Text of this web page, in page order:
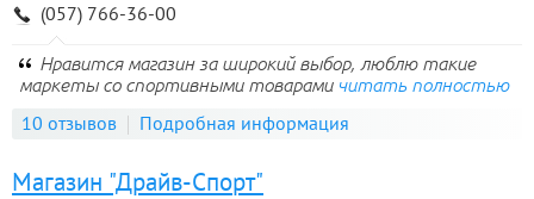
(057) 766-36-00
Нравится магазин за широкий выбор, люблю такие
маркеты со спортивными товарами читать полностью
10 отзывов Подробная информация
Магазин "Драйв-Спорт"